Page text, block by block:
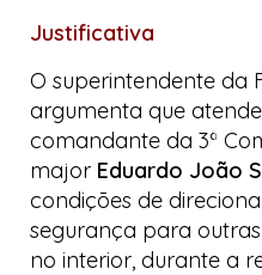
Justificativa
O superintendente da
argumenta que
comandante da 3ª
major Eduardo João
condições de
segurança para
no interior, durante a